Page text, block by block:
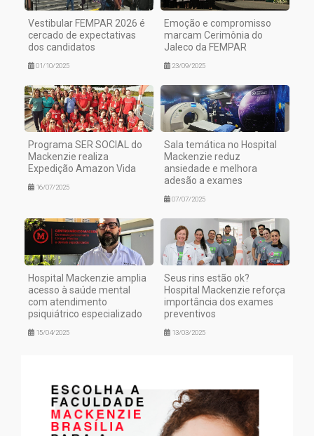
Vestibular FEMPAR 2026 é
cercado de expectativas
dos candidatos
01/10/2025
Emoção e compromisso
marcam Cerimônia do
Jaleco da FEMPAR
23/09/2025
Programa SER SOCIAL do
Mackenzie realiza
Expedição Amazon Vida
16/07/2025
Sala temática no Hospital
Mackenzie reduz
ansiedade e melhora
adesão a exames
07/07/2025
Hospital Mackenzie amplia
acesso à saúde mental
com atendimento
psiquiátrico especializado
15/04/2025
Seus rins estão ok?
Hospital Mackenzie reforça
importância dos exames
preventivos
13/03/2025